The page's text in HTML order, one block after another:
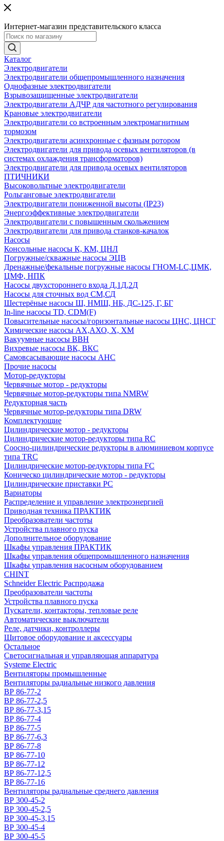
Интернет-магазин представительского класса
Каталог
Электродвигатели
Электродвигатели общепромышленного назначения
Однофазные электродвигатели
Взрывозащищенные электродвигатели
Электродвигатели АДЧР для частотного регулирования
Крановые электродвигатели
Электродвигатели со встроенным электромагнитным
тормозом
Электродвигатели асинхронные с фазным ротором
Электродвигатели для привода осевых вентиляторов (в
системах охлаждения трансформаторов)
Электродвигатели для привода осевых вентиляторов
ПТИЧНИКИ
Высоковольтные электродвигатели
Рольганговые электродвигатели
Электродвигатели пониженной высоты (IP23)
Энергоэффективные электродвигатели
Электродвигатели с повышенным скольжением
Электродвигатели для привода станков-качалок
Насосы
Консольные насосы К, КМ, ЦНЛ
Погружные/скважные насосы ЭЦВ
Дренажные/фекальные погружные насосы ГНОМ-LC,ЦМК,
ЦМФ, НПК
Насосы двухстороннего входа Д,1Д,2Д
Насосы для сточных вод СМ,СД
Шестерёные насосы Ш, НМШ, НБ, ДС-125, Г, БГ
In-line насосы TD, CDM(F)
Повысительные насосы/горизонтальные насосы ЦНС, ЦНСГ
Химические насосы АХ,АХО, Х, ХМ
Вакуумные насосы ВВН
Вихревые насосы ВК, ВКС
Самовсасывающие насосы АНС
Прочие насосы
Мотор-редукторы
Червячные мотор - редукторы
Червячные мотор-редукторы типа NMRW
Редукторная часть
Червячные мотор-редукторы типа DRW
Комплектующие
Цилиндрические мотор - редукторы
Цилиндрические мотор-редукторы типа RC
Соосно-цилиндрические редукторы в алюминиевом корпусе
типа TRC
Цилиндрические мотор-редукторы типа FC
Коническо цилиндрические мотор - редукторы
Цилиндрические приставки PC
Вариаторы
Распределение и управление электроэнергией
Приводная техника ПРАКТИК
Преобразователи частоты
Устройства плавного пуска
Дополнительное оборудование
Шкафы управления ПРАКТИК
Шкафы управления общепромышленного назначения
Шкафы управления насосным оборудованием
CHINT
Schneider Electric Распродажа
Преобразователи частоты
Устройства плавного пуска
Пускатели, контакторы, тепловые реле
Автоматические выключатели
Реле, датчики, контроллеры
Щитовое оборудование и аксессуары
Остальное
Светосигнальная и управляющая аппаратура
Systeme Electric
Вентиляторы промышленные
Вентиляторы радиальные низкого давления
ВР 86-77-2
ВР 86-77-2,5
ВР 86-77-3,15
ВР 86-77-4
ВР 86-77-5
ВР 86-77-6,3
ВР 86-77-8
ВР 86-77-10
ВР 86-77-12
ВР 86-77-12,5
ВР 86-77-16
Вентиляторы радиальные среднего давления
ВР 300-45-2
ВР 300-45-2,5
ВР 300-45-3,15
ВР 300-45-4
ВР 300-45-5